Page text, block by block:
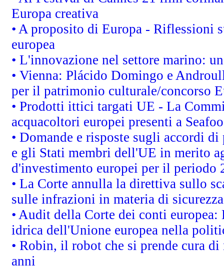
Europa creativa
• A proposito di Europa - Riflessioni
europea
• L'innovazione nel settore marino:
• Vienna: Plácido Domingo e
per il patrimonio culturale/concorso
• Prodotti ittici targati UE - La
acquacoltori europei presenti a
• Domande e risposte sugli accordi
e gli Stati membri dell'UE in merito
d'investimento europei per il periodo
• La Corte annulla la direttiva sullo
sulle infrazioni in materia di
• Audit della Corte dei conti
idrica dell'Unione europea nella
• Robin, il robot che si prende cura
anni